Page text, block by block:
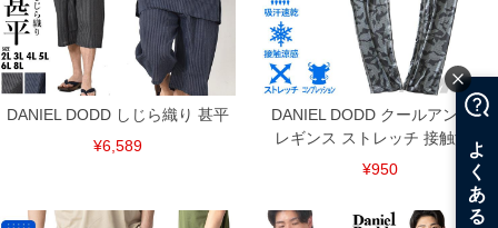
DANIEL DODD しじら織り 甚平
¥6,589
DANIEL DODD クールアンダー
レギンス ストレッチ 接触涼感
¥950